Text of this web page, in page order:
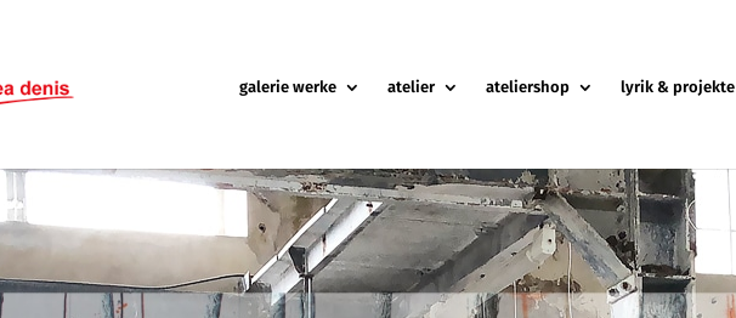
galerie werke atelier ateliershop lyrik & projekte